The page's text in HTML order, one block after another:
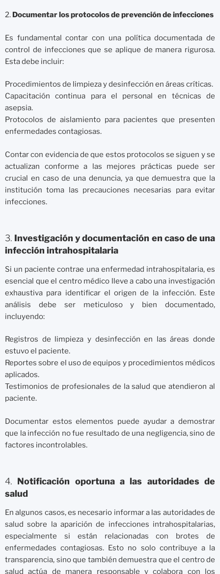
2. Documentar los protocolos de prevención de infecciones
Es fundamental contar con una política documentada de
control de infecciones que se aplique de manera rigurosa.
Esta debe incluir:
Procedimientos de limpieza y desinfección en áreas críticas.
Capacitación continua para el personal en técnicas de
asepsia.
Protocolos de aislamiento para pacientes que presenten
enfermedades contagiosas.
Contar con evidencia de que estos protocolos se siguen y se
actualizan conforme a las mejores prácticas puede ser
crucial en caso de una denuncia, ya que demuestra que la
institución toma las precauciones necesarias para evitar
infecciones.
3. Investigación y documentación en caso de una
infección intrahospitalaria
Si un paciente contrae una enfermedad intrahospitalaria, es
esencial que el centro médico lleve a cabo una investigación
exhaustiva para identificar el origen de la infección. Este
análisis debe ser meticuloso y bien documentado,
incluyendo:
Registros de limpieza y desinfección en las áreas donde
estuvo el paciente.
Reportes sobre el uso de equipos y procedimientos médicos
aplicados.
Testimonios de profesionales de la salud que atendieron al
paciente.
Documentar estos elementos puede ayudar a demostrar
que la infección no fue resultado de una negligencia, sino de
factores incontrolables.
4. Notificación oportuna a las autoridades de
salud
En algunos casos, es necesario informar a las autoridades de
salud sobre la aparición de infecciones intrahospitalarias,
especialmente si están relacionadas con brotes de
enfermedades contagiosas. Esto no solo contribuye a la
transparencia, sino que también demuestra que el centro de
salud actúa de manera responsable y colabora con los